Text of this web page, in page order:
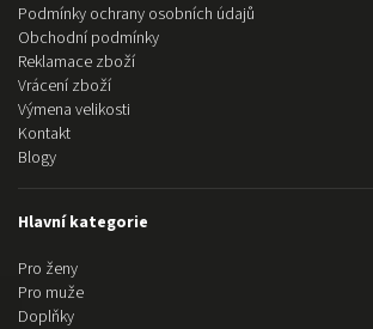
Podmínky ochrany osobních údajů
Obchodní podmínky
Reklamace zboží
Vrácení zboží
Výmena velikosti
Kontakt
Blogy
Hlavní kategorie
Pro ženy
Pro muže
Doplňky